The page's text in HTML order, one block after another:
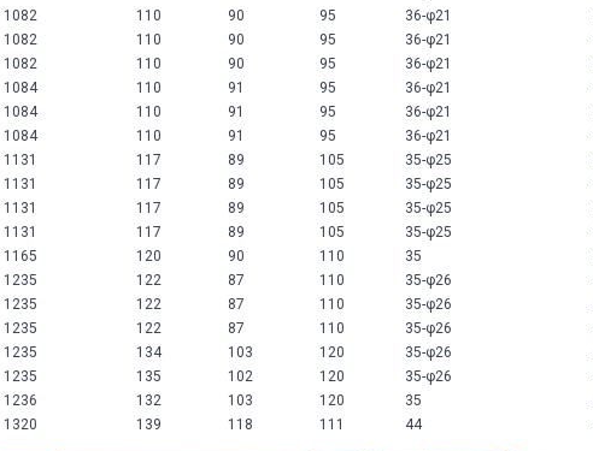
1082 110 90 95 36-φ21
1082 110 90 95 36-φ21
1082 110 90 95 36-φ21
1084 110 91 95 36-φ21
1084 110 91 95 36-φ21
1084 110 91 95 36-φ21
1131 117 89 105 35-φ25
1131 117 89 105 35-φ25
1131 117 89 105 35-φ25
1131 117 89 105 35-φ25
1165 120 90 110 35
1235 122 87 110 35-φ26
1235 122 87 110 35-φ26
1235 122 87 110 35-φ26
1235 134 103 120 35-φ26
1235 135 102 120 35-φ26
1236 132 103 120 35
1320 139 118 111 44